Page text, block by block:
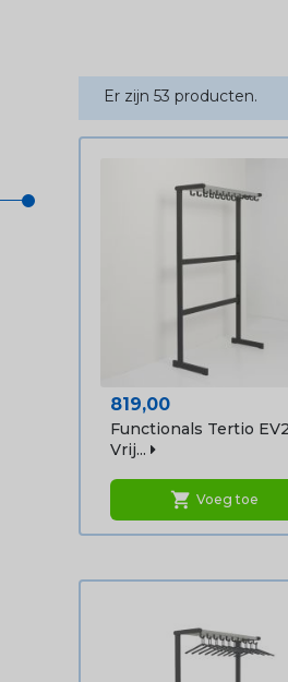
Er zijn 53 producten.
Prijs
819,00
Functionals Tertio EV2
Vrij...
shopping_cart Voeg toe